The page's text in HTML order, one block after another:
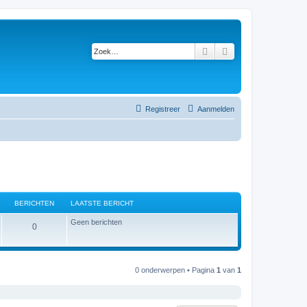
Zoek
Aanmelden
Registreer
BERICHTEN LAATSTE BERICHT
0B
Geen berichten
0 onderwerpen • Pagina 1 van 1